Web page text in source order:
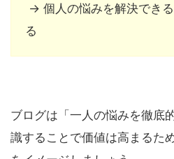
→ 個人の悩みを解決でき
る
ブログは「一人の悩みを徹底
識することで価値は高まるた